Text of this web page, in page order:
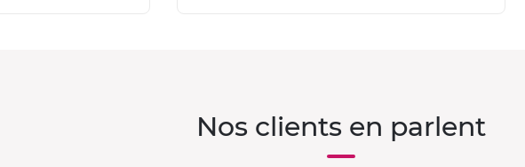
Nos clients en parlent